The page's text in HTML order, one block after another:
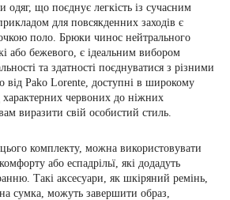
що поєднує легкість із сучасним
для повсякденних заходів є
поло. Брюки чинос нейтрального
або бежевого, є ідеальним вибором
та здатності поєднуватися з різними
від Pako Lorente, доступні в широкому
характерних червоних до ніжних
виразити свій особистий стиль.
комплекту, можна використовувати
або еспадрільї, які додадуть
Такі аксесуари, як шкіряний ремінь,
сумка, можуть завершити образ,